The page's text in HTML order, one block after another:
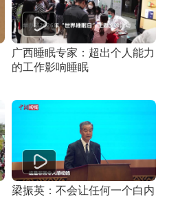
广西睡眠专家：超出个人能力
的工作影响睡眠
梁振英：不会让任何一个白内